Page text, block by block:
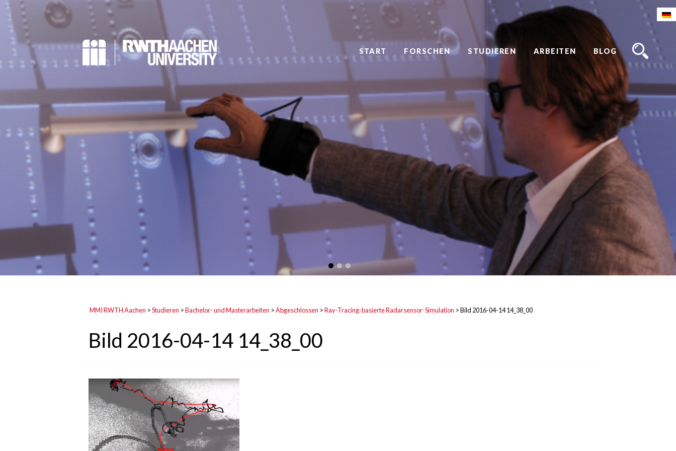
START FORSCHEN STUDIEREN ARBEITEN BLOG
MMI RWTH Aachen >Studieren >Bachelor- und Masterarbeiten >Abgeschlossen >Ray-Tracing-basierte Radarsensor-Simulation >Bild 2016-04-14 14_38_00
Bild 2016-04-14 14_38_00